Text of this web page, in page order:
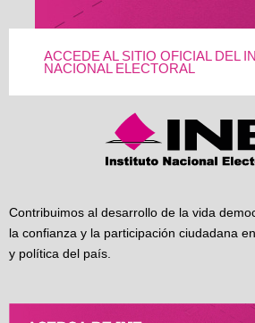
ACCEDE AL SITIO OFICIAL DEL
NACIONAL ELECTORAL
Contribuimos al desarrollo de la vida
la confianza y la participación ciudadana
y política del país.